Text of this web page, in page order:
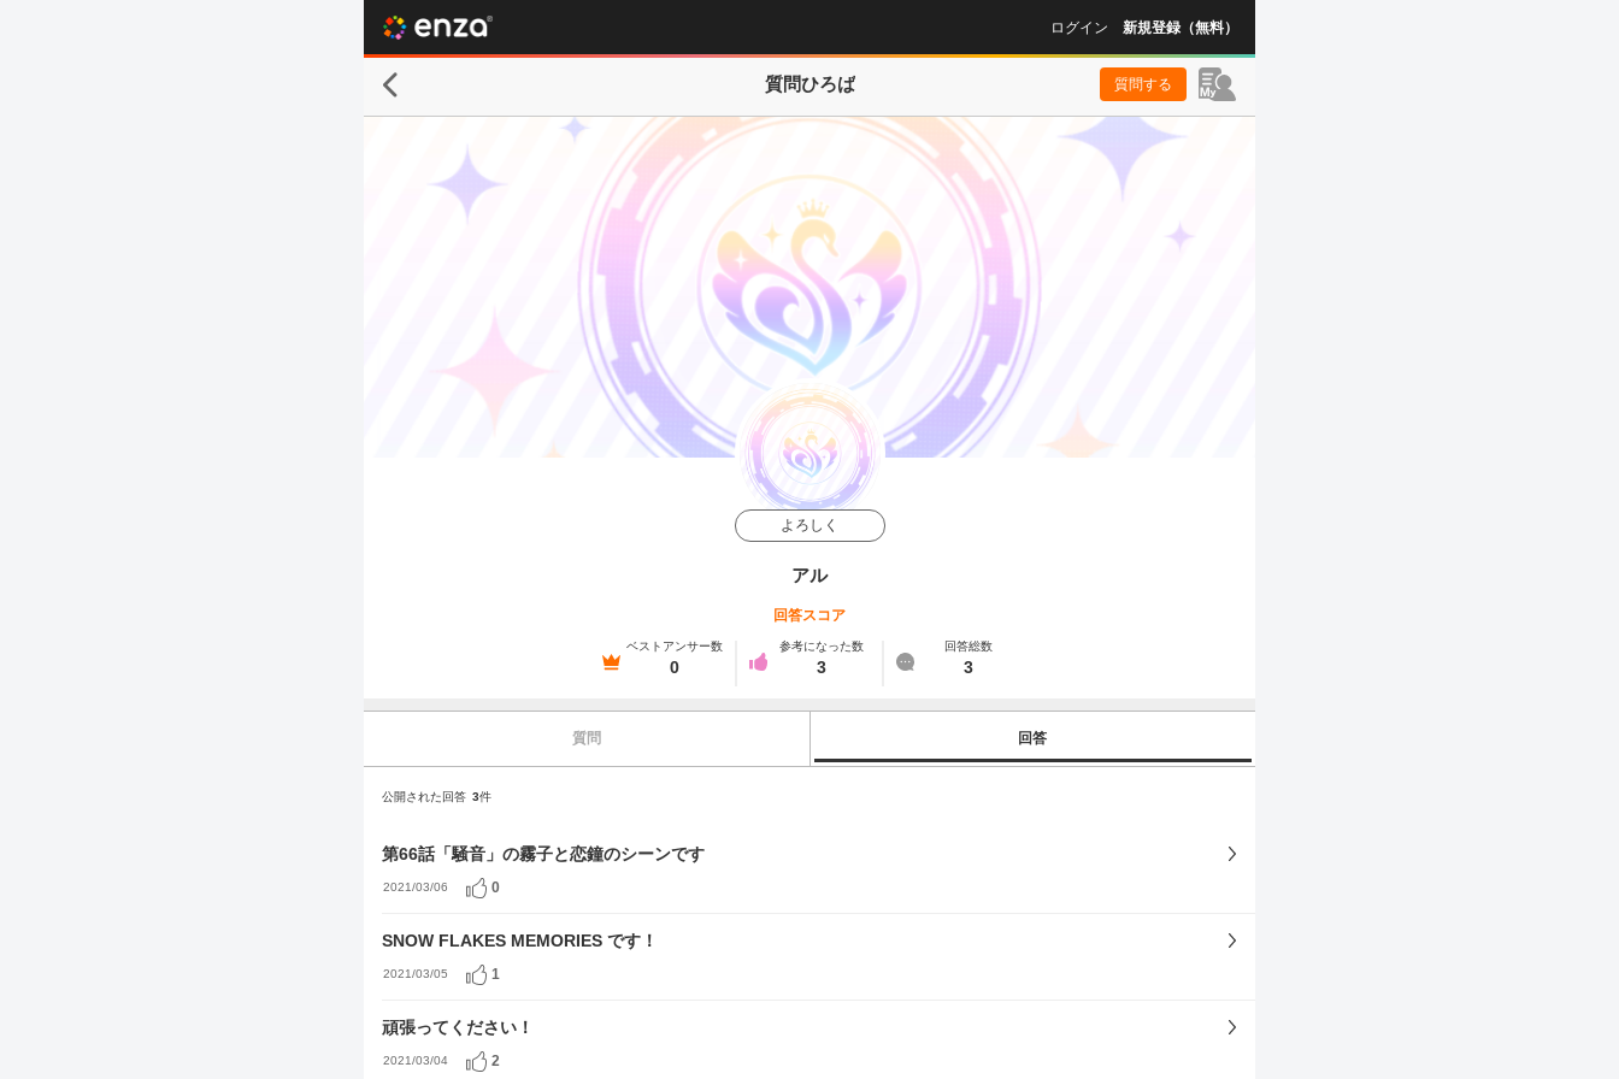
ログイン 新規登録（無料）
質問ひろば 質問する
よろしく
アル
回答スコア
ベストアンサー数
0
参考になった数
3
回答総数
3
質問 回答
公開された回答 3件
第66話「騒音」の霧子と恋鐘のシーンです
2021/03/06 0
SNOW FLAKES MEMORIES です！
2021/03/05 1
頑張ってください！
2021/03/04 2